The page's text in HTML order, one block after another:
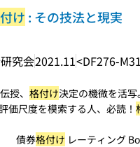
け : その技法と現実
究会2021.11<DF276-
授、 格付け決定の機微を活
価尺度を模索する人、必読！
債券格付け レーティング